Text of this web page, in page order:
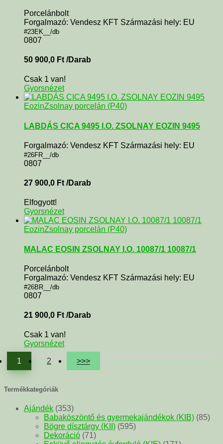
Porcelánbolt
Forgalmazó: Vendesz KFT Származási hely: EU
#23EK__/db
0807
50 900,0 Ft /Darab
Csak 1 van!
Gyorsnézet
EozinZsolnay porcelán (P40)
LABDÁS CICA 9495 I.O. ZSOLNAY EOZIN 9495
Forgalmazó: Vendesz KFT Származási hely: EU
#26FR__/db
0807
27 900,0 Ft /Darab
Elfogyott!
Gyorsnézet
EozinZsolnay porcelán (P40)
MALAC EOSIN ZSOLNAY I.O. 10087/1 10087/1
Porcelánbolt
Forgalmazó: Vendesz KFT Származási hely: EU
#26BR__/db
0807
21 900,0 Ft /Darab
Csak 1 van!
Gyorsnézet
1 2 >>>
Termékkategóriák
Ajándék (353)
Babaköszöntő és gyermekajándékok (KIB) (85)
Bögre dísztárgy (KII) (595)
Dekoráció (71)